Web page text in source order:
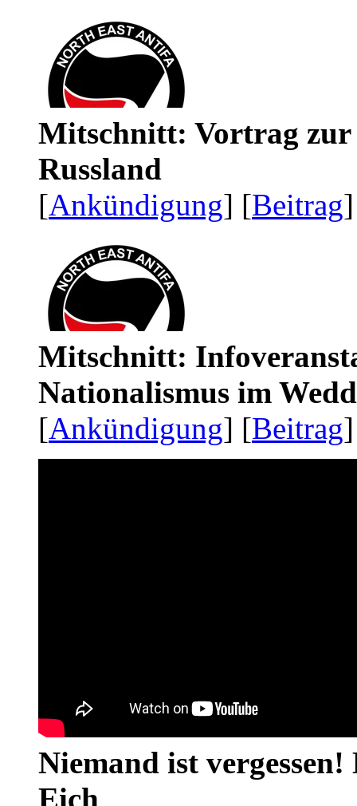
Mitschnitt: Vortrag zur
Russland
[Ankündigung] [Beitrag
Mitschnitt:
Nationalismus im
[Ankündigung] [Beitrag
Niemand ist
Eich